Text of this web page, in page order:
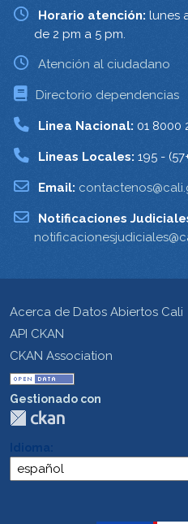
Horario atención: lunes
de 2 pm a 5 pm.
Atención al ciudadano
Directorio dependencias
Linea Nacional: 01 8000
Lineas Locales: 195 -
Email:
Notificaciones
Acerca de Datos Abiertos Cali
API CKAN
CKAN Association
Gestionado con